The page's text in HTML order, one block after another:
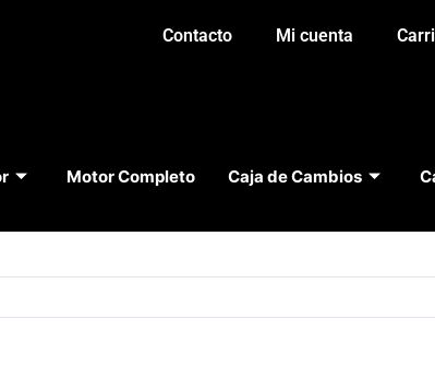
Contacto Mi cuenta
Motor Completo Caja de Cambios